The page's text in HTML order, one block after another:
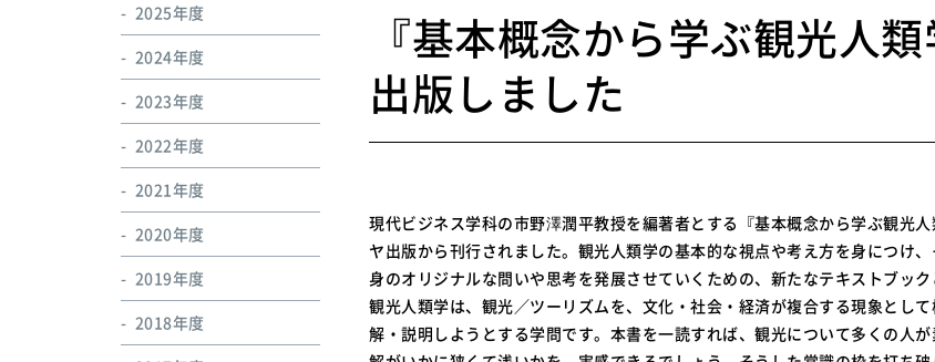
『基本概念から学ぶ観光人
出版しました
現代ビジネス学科の市野澤潤平教授を編著者とする『基本概念から学ぶ観光
ヤ出版から刊行されました。観光人類学の基本的な視点や考え方を身につけ
身のオリジナルな問いや思考を発展させていくための、新たなテキストブック
観光人類学は、観光／ツーリズムを、文化・社会・経済が複合する現象とし
解・説明しようとする学問です。本書を一読すれば、観光について多くの人
2025年度
2024年度
2023年度
2022年度
2021年度
2020年度
2019年度
2018年度